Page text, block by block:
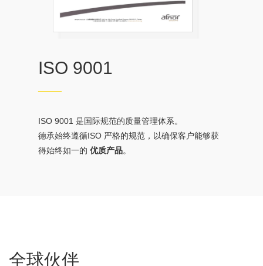
ISO 9001
——
ISO 9001 是国际规范的质量管理体系。
德承始终遵循ISO 严格的规范，以确保客户能够获
得始终如一的 优质产品。
全球伙伴